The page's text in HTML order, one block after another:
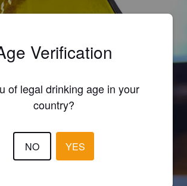
Verification
of legal drinking age in your
country?
NO YES